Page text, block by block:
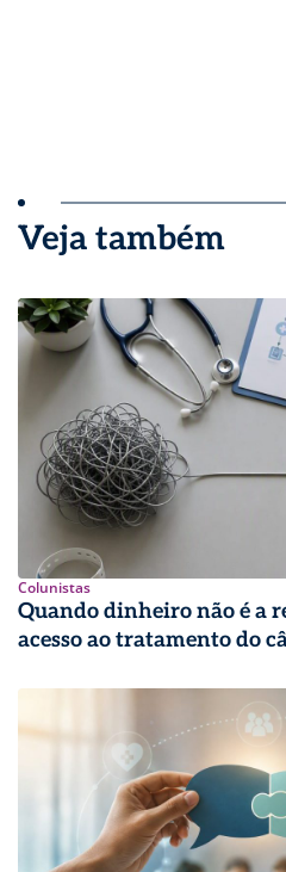
Veja também
Colunistas
Quando dinheiro não é a
acesso ao tratamento do